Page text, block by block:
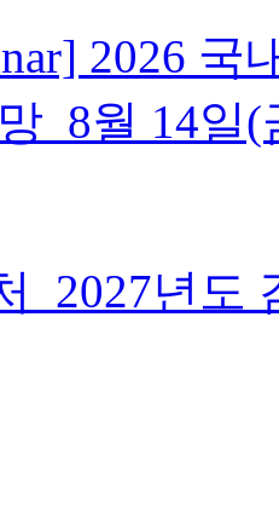
2026 국
_8월 14일(
_2027년도